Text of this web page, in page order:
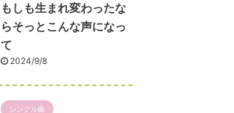
もしも生まれ変わったな
らそっとこんな声になっ
て
2024/9/8
シングル曲